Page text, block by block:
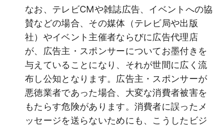
なお、テレビCMや雑誌広告、イベントへの協
賛などの場合、その媒体（テレビ局や出版
社）やイベント主催者ならびに広告代理店
が、広告主・スポンサーについてお墨付きを
与えていることになり、それが世間に広く流
布し公知となります。広告主・スポンサーが
悪徳業者であった場合、大変な消費者被害を
もたらす危険があります。消費者に誤ったメ
ッセージを送らないためにも、こうしたビジ